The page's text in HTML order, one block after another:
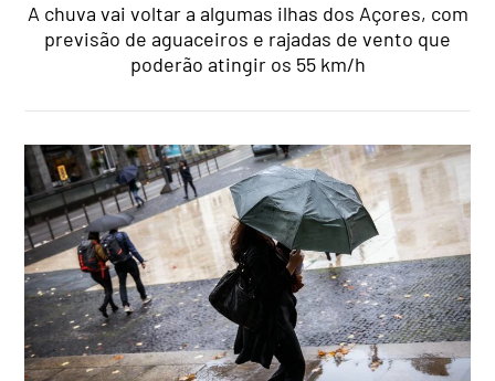
A chuva vai voltar a algumas ilhas dos Açores, com
previsão de aguaceiros e rajadas de vento que
poderão atingir os 55 km/h